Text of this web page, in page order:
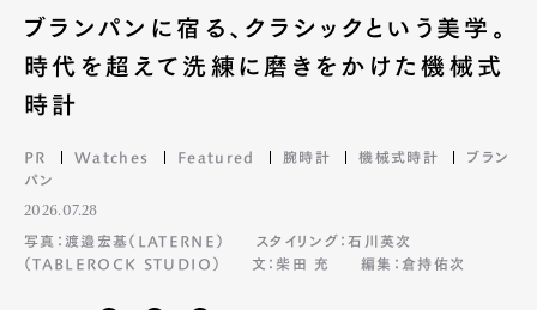
ブランパンに宿る、クラシックという美学。
時代を超えて洗練に磨きをかけた機械式
時計
PR Watches Featured 腕時計 機械式時計
ブラン
パン
2026.07.28
写真：渡邉宏基（LATERNE）
スタイリング：石川英次
（TABLEROCK STUDIO）
文：柴田 充 編集：倉持佑次